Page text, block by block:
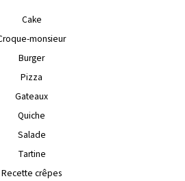
Cake
monsieur
Burger
Pizza
Gateaux
Quiche
Salade
Tartine
Recette crêpes